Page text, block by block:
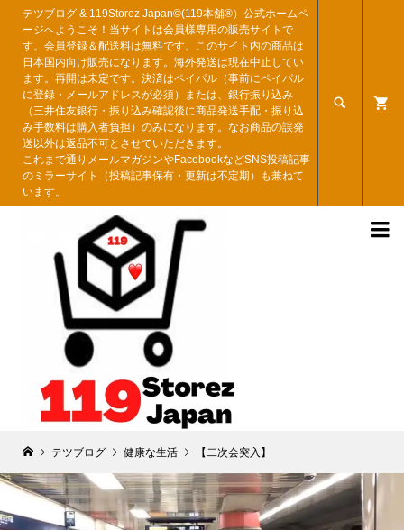
テツブログ & 119Storez Japan©︎(119本舗®︎）公式ホームペ
ージへようこそ！当サイトは会員様専用の販売サイトで
す。会員登録＆配送料は無料です。このサイト内の商品は
日本国内向け販売になります。海外発送は現在中止してい
ます。再開は未定です。決済はペイパル（事前にペイパル
に登録・メールアドレスが必須）または、銀行振り込み
（三井住友銀行・振り込み確認後に商品発送手配・振り込
み手数料は購入者負担）のみになります。なお商品の誤発
送以外は返品不可とさせていただきます。
これまで通りメールマガジンやFacebookなどSNS投稿記事
のミラーサイト（投稿記事保有・更新は不定期）も兼ねて
います。


テツブログ 健康な生活 【二次会突入】